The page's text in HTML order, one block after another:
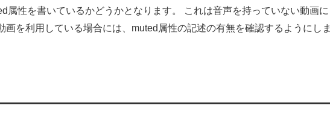
属性を書いているかどうかとなります。 これは音声を持っていない動画に
画を利用している場合には、muted属性の記述の有無を確認するようにしま